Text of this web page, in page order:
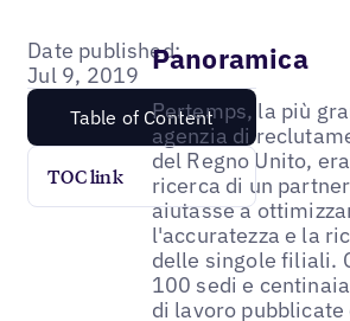
Date published:
Jul 9, 2019
Table of Content
TOC link
Panoramica
Pertemps, la più
agenzia di
del Regno Unito,
ricerca di un
aiutasse a
l'accuratezza e la
delle singole filiali.
100 sedi e
di lavoro pubblicate